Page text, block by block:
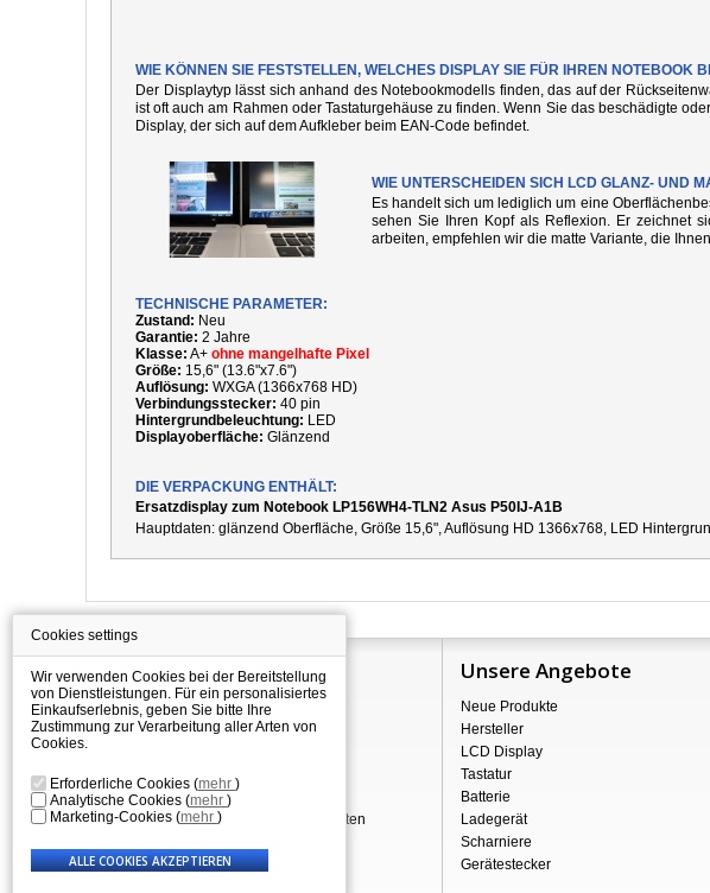
WIE KÖNNEN SIE FESTSTELLEN, WELCHES DISPLAY SIE FÜR IHREN NOTEBOOK
Der Displaytyp lässt sich anhand des Notebookmodells finden, das auf der
ist oft auch am Rahmen oder Tastaturgehäuse zu finden. Wenn Sie das beschädigte
Display, der sich auf dem Aufkleber beim EAN-Code befindet.
WIE UNTERSCHEIDEN SICH LCD GLANZ- UND
Es handelt sich um lediglich um eine
sehen Sie Ihren Kopf als Reflexion. Er zeichnet
arbeiten, empfehlen wir die matte Variante, die
TECHNISCHE PARAMETER:
Zustand: Neu
Garantie: 2 Jahre
Klasse: A+ ohne mangelhafte Pixel
Größe: 15,6" (13.6"x7.6")
Auflösung: WXGA (1366x768 HD)
Verbindungsstecker: 40 pin
Hintergrundbeleuchtung: LED
Displayoberfläche: Glänzend
DIE VERPACKUNG ENTHÄLT:
Ersatzdisplay zum Notebook LP156WH4-TLN2 Asus P50IJ-A1B
Hauptdaten: g länzend Oberfläche, Größe 15,6", Auflösung HD 1366x768, LED
Information
Über Shopping
Versand
Reklamation & Widerrufsrecht
Geschäftsbedingungen
Verarbeitung personenbezogener Daten
Unsere Angebote
Neue Produkte
Hersteller
LCD Display
Tastatur
Batterie
Ladegerät
Scharniere
Gerätestecker
Cookies settings
Wir verwenden Cookies bei der Bereitstellung
von Dienstleistungen. Für ein personalisiertes
Einkaufserlebnis, geben Sie bitte Ihre
Zustimmung zur Verarbeitung aller Arten von
Cookies.
Erforderliche Cookies (mehr )
Analytische Cookies (mehr )
Marketing-Cookies (mehr )